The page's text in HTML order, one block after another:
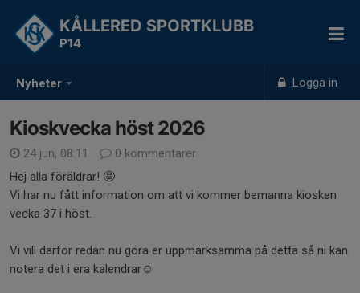
Nyheter Logga in
KÅLLERED SPORTKLUBB
P14
Kioskvecka höst 2026
24 jun, 08:11
0 kommentarer
Hej alla föräldrar! 🤩
Vi har nu fått information om att vi kommer bemanna kiosken
vecka 37 i höst.
Vi vill därför redan nu göra er uppmärksamma på detta så ni kan
notera det i era kalendrar☺️